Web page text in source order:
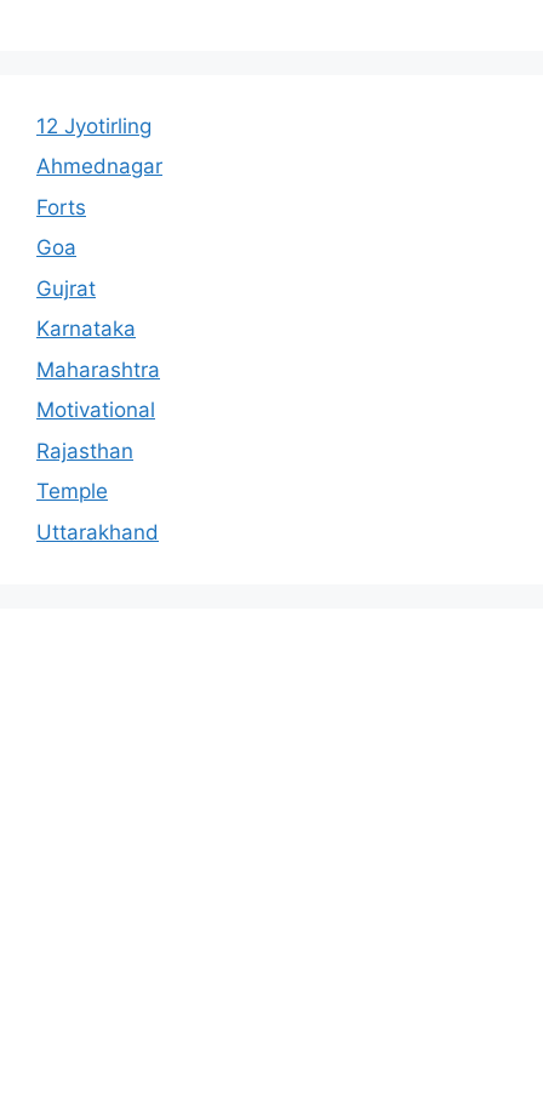
12 Jyotirling
Ahmednagar
Forts
Goa
Gujrat
Karnataka
Maharashtra
Motivational
Rajasthan
Temple
Uttarakhand